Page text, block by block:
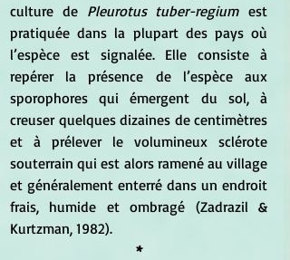
culture de Pleurotus tuber-regium est
pratiquée dans la plupart des pays où
l’espèce est signalée. Elle consiste à
repérer la présence de l’espèce aux
sporophores qui émergent du sol, à
creuser quelques dizaines de centimètres
et à prélever le volumineux sclérote
souterrain qui est alors ramené au village
et généralement enterré dans un endroit
frais, humide et ombragé (Zadrazil &
Kurtzman, 1982).
*